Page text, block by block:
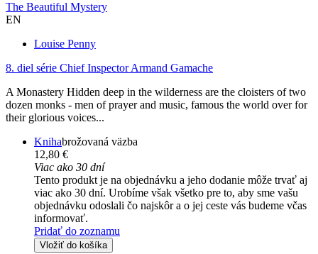
The Beautiful Mystery
EN
Louise Penny
8. diel série Chief Inspector Armand Gamache
A Monastery Hidden deep in the wilderness are the cloisters of two
dozen monks - men of prayer and music, famous the world over for
their glorious voices...
Knihabrožovaná väzba
12,80 €
Viac ako 30 dní
Tento produkt je na objednávku a jeho dodanie môže trvať aj
viac ako 30 dní. Urobíme však všetko pre to, aby sme vašu
objednávku odoslali čo najskôr a o jej ceste vás budeme včas
informovať.
Pridať do zoznamu
Vložiť do košíka